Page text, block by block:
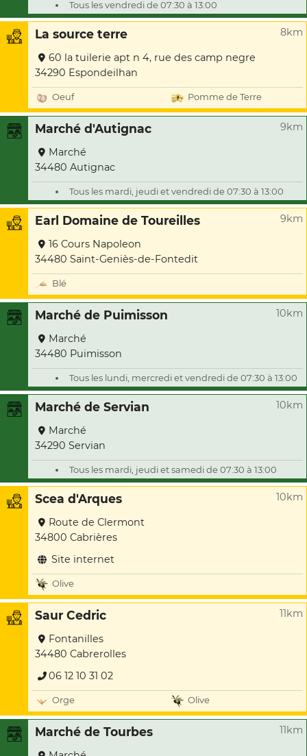
Tous les vendredi de 07:30 à 13:00
La source terre 8km
60 la tuilerie apt n 4, rue des camp negre
34290 Espondeilhan
Oeuf Pomme de Terre
Marché d'Autignac 9km
Marché
34480 Autignac
Tous les mardi, jeudi et vendredi de 07:30 à 13:00
Earl Domaine de Toureilles 9km
16 Cours Napoleon
34480 Saint-Geniès-de-Fontedit
Blé
Marché de Puimisson 10km
Marché
34480 Puimisson
Tous les lundi, mercredi et vendredi de 07:30 à 13:00
Marché de Servian 10km
Marché
34290 Servian
Tous les mardi, jeudi et samedi de 07:30 à 13:00
Scea d'Arques 10km
Route de Clermont
34800 Cabrières
Site internet
Olive
Saur Cedric 11km
Fontanilles
34480 Cabrerolles
06 12 10 31 02
Orge Olive
Marché de Tourbes 11km